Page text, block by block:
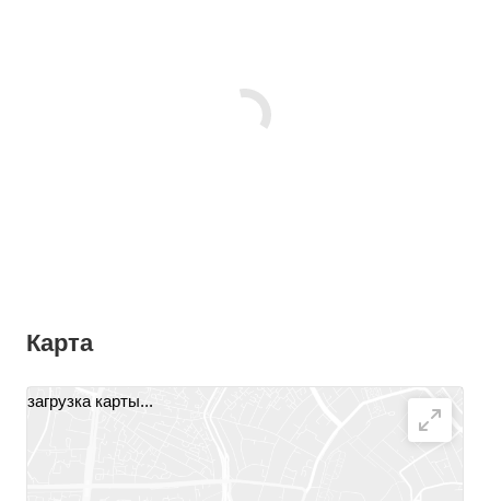
Карта
загрузка карты...